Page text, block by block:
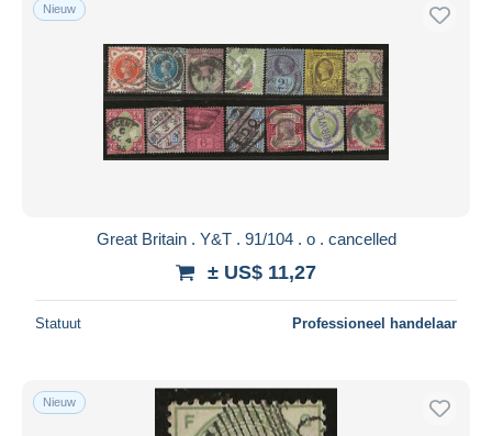
Nieuw
Great Britain . Y&T . 91/104 . o . cancelled
± US$ 11,27
Statuut Professioneel handelaar
Nieuw